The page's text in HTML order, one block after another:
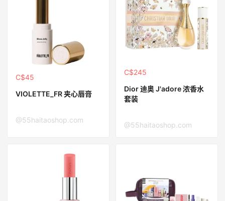
C$45
VIOLETTE_FR 夹心唇膏
@55haitaoshop.com
C$245
Dior 迪奥 J'adore 浓香水
套装
@55haitaoshop.com